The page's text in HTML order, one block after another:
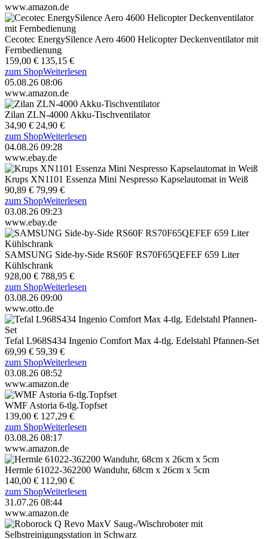
www.amazon.de
Cecotec EnergySilence Aero 4600 Helicopter Deckenventilator mit
Fernbedienung
159,00 € 135,15 €
zum ShopWeiterlesen
05.08.26 08:06
www.amazon.de
Zilan ZLN-4000 Akku-Tischventilator
34,90 € 24,90 €
zum ShopWeiterlesen
04.08.26 09:28
www.ebay.de
Krups XN1101 Essenza Mini Nespresso Kapselautomat in Weiß
90,89 € 79,99 €
zum ShopWeiterlesen
03.08.26 09:23
www.ebay.de
SAMSUNG Side-by-Side RS60F RS70F65QEFEF 659 Liter
Kühlschrank
928,00 € 788,95 €
zum ShopWeiterlesen
03.08.26 09:00
www.otto.de
Tefal L968S434 Ingenio Comfort Max 4-tlg. Edelstahl Pfannen-Set
69,99 € 59,39 €
zum ShopWeiterlesen
03.08.26 08:52
www.amazon.de
WMF Astoria 6-tlg.Topfset
139,00 € 127,29 €
zum ShopWeiterlesen
03.08.26 08:17
www.amazon.de
Hermle 61022-362200 Wanduhr, 68cm x 26cm x 5cm
140,00 € 112,90 €
zum ShopWeiterlesen
31.07.26 08:44
www.amazon.de